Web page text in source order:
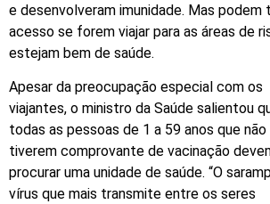
e desenvolveram imunidade. Mas podem
acesso se forem viajar para as áreas de
estejam bem de saúde.
Apesar da preocupação especial com os
viajantes, o ministro da Saúde salientou
todas as pessoas de 1 a 59 anos que não
tiverem comprovante de vacinação
procurar uma unidade de saúde. “O
vírus que mais transmite entre os seres